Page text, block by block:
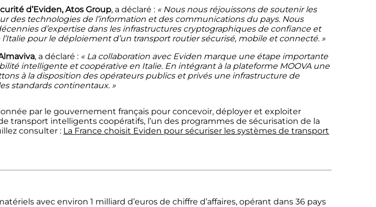
d’Eviden, Atos Group, a déclaré : « Nous nous réjouissons de soutenir les
des technologies de l’information et des communications du pays. Nous
d’expertise dans les infrastructures cryptographiques de confiance et
pour le déploiement d’un transport routier sécurisé, mobile et connecté. »
, a déclaré : « La collaboration avec Eviden marque une étape importante
intelligente et coopérative en Italie. En intégrant à la plateforme MOOVA une
à la disposition des opérateurs publics et privés une infrastructure de
standards continentaux. »
par le gouvernement français pour concevoir, déployer et exploiter
transport intelligents coopératifs, l’un des programmes desécurisation de la
consulter : La France choisit Eviden pour sécuriser les systèmes de transport
avec environ 1 milliard d’euros de chiffre d’affaires, opérant dans 36 pays